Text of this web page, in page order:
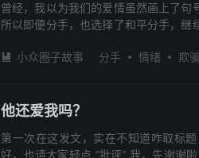
曾经，我以为我们的爱情虽然画上了句
所以即便分手，也选择了和平分手，继
 小众圈子故事 分手 情绪 欺骗
他还爱我吗？
第一次在这发文，实在不知道咋取标
好，也请大家轻点 “批评” 我，先谢谢